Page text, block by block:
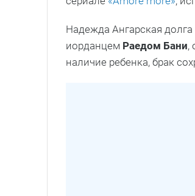
Надежда Ангарская
иорданцем Раедом Бани,
наличие ребенка, брак